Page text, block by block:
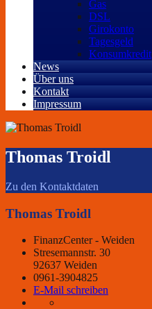
Gas
DSL
Girokonto
Tagesgeld
Konsumkredit
News
Über uns
Kontakt
Impressum
Thomas Troidl
Zu den Kontaktdaten
Thomas Troidl
FinanzCenter - Weiden
Stresemannstr. 30
92637 Weiden
0961-3904825
E-Mail schreiben